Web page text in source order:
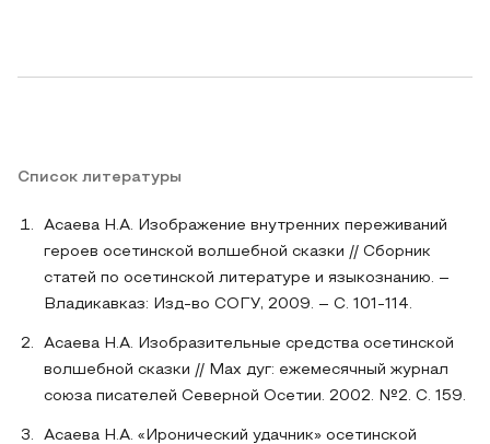
Список литературы
Асаева Н.А. Изображение внутренних переживаний
героев осетинской волшебной сказки // Сборник
статей по осетинской литературе и языкознанию. –
Владикавказ: Изд-во СОГУ, 2009. – С. 101-114.
Асаева Н.А. Изобразительные средства осетинской
волшебной сказки // Мах дуг: ежемесячный журнал
союза писателей Северной Осетии. 2002. №2. С. 159.
Асаева Н.А. «Иронический удачник» осетинской